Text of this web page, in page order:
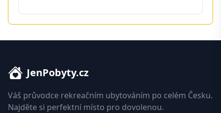
JenPobyty.cz
Váš průvodce rekreačním ubytováním po celém Česku.
Najděte si perfektní místo pro dovolenou.